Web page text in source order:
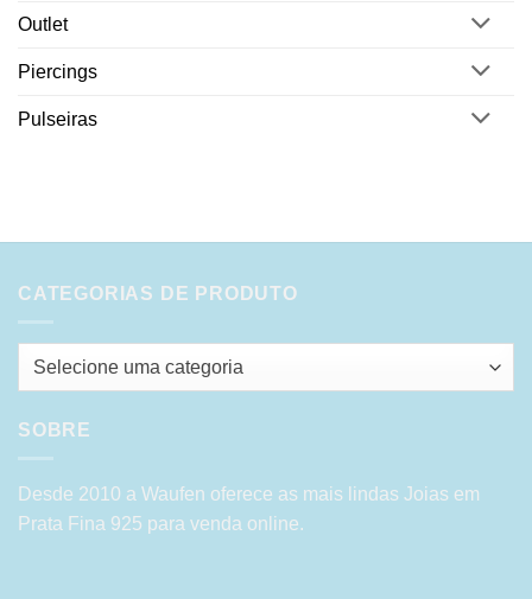
Outlet
Piercings
Pulseiras
CATEGORIAS DE PRODUTO
Selecione uma categoria
SOBRE
Desde 2010 a Waufen oferece as mais lindas Joias em
Prata Fina 925 para venda online.